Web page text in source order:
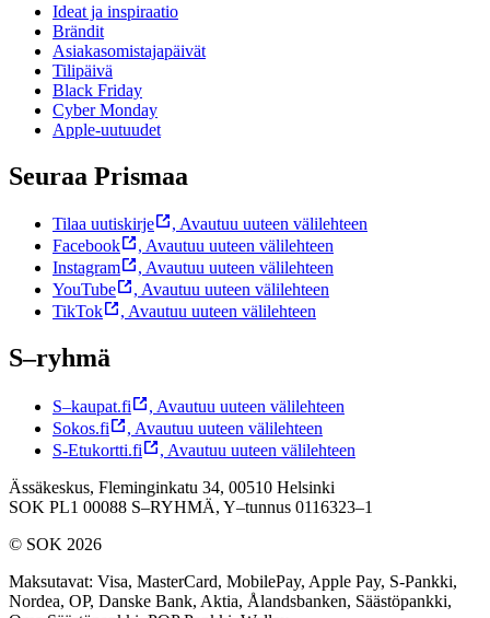
Ideat ja inspiraatio
Brändit
Asiakasomistajapäivät
Tilipäivä
Black Friday
Cyber Monday
Apple-uutuudet
Seuraa Prismaa
Tilaa uutiskirje , Avautuu uuteen välilehteen
Facebook
, Avautuu uuteen välilehteen
Instagram
, Avautuu uuteen välilehteen
YouTube
, Avautuu uuteen välilehteen
TikTok
, Avautuu uuteen välilehteen
S–ryhmä
S–kaupat.fi , Avautuu uuteen välilehteen
Sokos.fi
, Avautuu uuteen välilehteen
S-Etukortti.fi
, Avautuu uuteen välilehteen
Ässäkeskus, Fleminginkatu 34, 00510 Helsinki
SOK PL1 00088 S–RYHMÄ, Y–tunnus 0116323–1
© SOK 2026
Maksutavat: Visa, MasterCard, MobilePay, Apple Pay, S-Pankki,
Nordea, OP, Danske Bank, Aktia, Ålandsbanken, Säästöpankki,